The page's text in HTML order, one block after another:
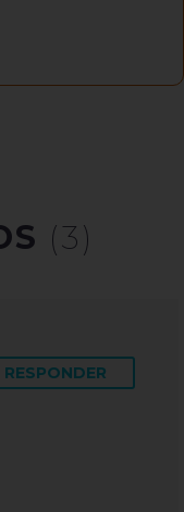
(3)
RESPONDER